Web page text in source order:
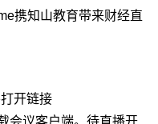
开链接
会议客户端。待直播开